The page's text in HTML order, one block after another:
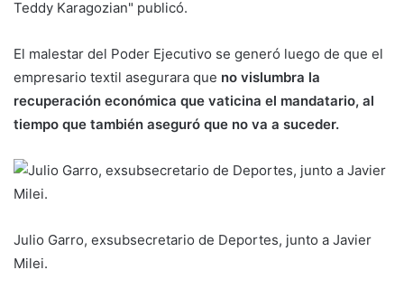
Teddy Karagozian" publicó.
El malestar del Poder Ejecutivo se generó luego de que el
empresario textil asegurara que no vislumbra la
recuperación económica que vaticina el mandatario, al
tiempo que también aseguró que no va a suceder.
Julio Garro, exsubsecretario de Deportes, junto a Javier
Milei.